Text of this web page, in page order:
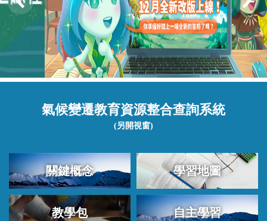
資
平
臺
氣候變遷教育資源整合查詢系統
(另開視窗)
關鍵概念 學習地圖
教學包 自主學習